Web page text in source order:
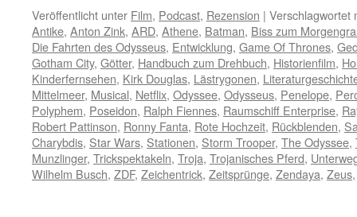
Veröffentlicht unter Film, Podcast, Rezension | Verschlagwortet
Antike, Anton Zink, ARD, Athene, Batman, Biss zum
Die Fahrten des Odysseus, Entwicklung, Game Of Thrones,
Gotham City, Götter, Handbuch zum Drehbuch, Historienfilm,
Kinderfernsehen, Kirk Douglas, Lästrygonen,
Mittelmeer, Musical, Netflix, Odyssee, Odysseus, Penelope,
Polyphem, Poseidon, Ralph Fiennes, Raumschiff Enterprise,
Robert Pattinson, Ronny Fanta, Rote Hochzeit, Rückblenden,
Charybdis, Star Wars, Stationen, Storm Trooper, The Odyssee,
Munzlinger, Trickspektakeln, Troja, Trojanisches Pferd,
Wilhelm Busch, ZDF, Zeichentrick, Zeitsprünge, Zendaya, Zeus